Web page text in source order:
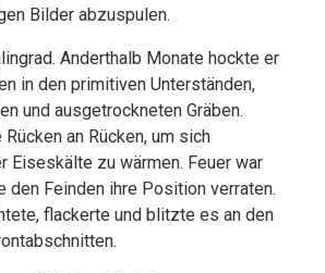
Bilder abzuspulen.
Anderthalb Monate hockte er
in den primitiven Unterständen,
und ausgetrockneten Gräben.
an Rücken, um sich
Eiseskälte zu wärmen. Feuer war
den Feinden ihre Position verraten.
flackerte und blitzte es an den